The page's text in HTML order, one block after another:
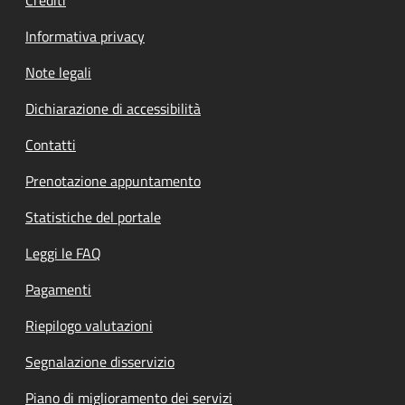
Informativa privacy
Note legali
Dichiarazione di accessibilità
Contatti
Prenotazione appuntamento
Statistiche del portale
Leggi le FAQ
Pagamenti
Riepilogo valutazioni
Segnalazione disservizio
Piano di miglioramento dei servizi